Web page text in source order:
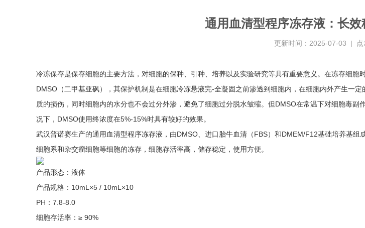
通用血清型程序冻存液：长
更新时间：2025-07-03 | 点
冷冻保存是保存细胞的主要方法，对细胞的保种、引种、培养以及实验研究等具有重要意义。在冻存细
DMSO（二甲基亚砜），其保护机制是在细胞冷冻悬液完-全凝固之前渗透到细胞内，在细胞内外产生一
质的损伤，同时细胞内的水分也不会过分外渗，避免了细胞过分脱水皱缩。但DMSO在常温下对细胞毒
况下，DMSO使用终浓度在5%-15%时具有较好的效果。
武汉普诺赛生产的通用血清型程序冻存液，由DMSO、进口胎牛血清（FBS）和DMEM/F12基础培养基
细胞系和杂交瘤细胞等细胞的冻存，细胞存活率高，储存稳定，使用方便。
产品形态：液体
产品规格：10mL×5 / 10mL×10
PH：7.8-8.0
细胞存活率：≥ 90%